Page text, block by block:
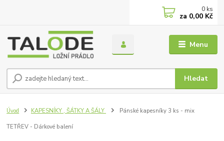
Menu
Hledat
0 ks
za 0,00 Kč
Úvod KAPESNÍKY , ŠÁTKY A ŠÁLY Pánské kapesníky 3 ks - mix
TETŘEV - Dárkové balení